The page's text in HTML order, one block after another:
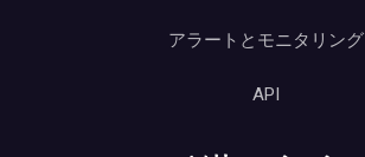
アラートとモニタリング
API